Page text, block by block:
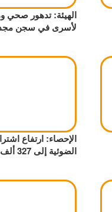
الهيئة: تدهور صحي
لأسرى في سجن
الإحصاء: ارتفاع
الضوئية إلى 327 ألف مشترك